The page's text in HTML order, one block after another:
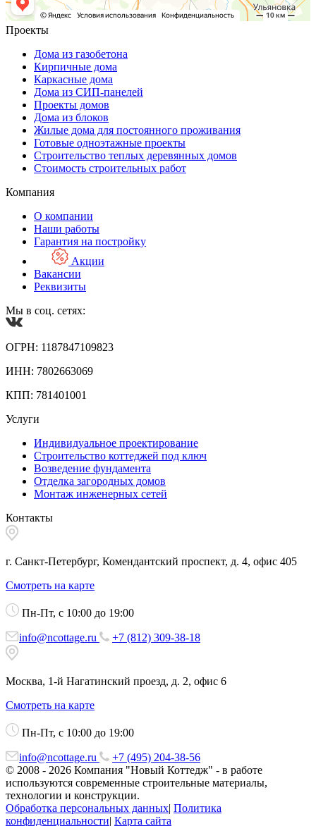
Проекты
Дома из газобетона
Кирпичные дома
Каркасные дома
Дома из СИП-панелей
Проекты домов
Дома из блоков
Жилые дома для постоянного проживания
Готовые одноэтажные проекты
Строительство теплых деревянных домов
Стоимость строительных работ
Компания
О компании
Наши работы
Гарантия на постройку
Акции
Вакансии
Реквизиты
Мы в соц. сетях:
ОГРН: 1187847109823
ИНН: 7802663069
КПП: 781401001
Услуги
Индивидуальное проектирование
Строительство коттеджей под ключ
Возведение фундамента
Отделка загородных домов
Монтаж инженерных сетей
Контакты
г. Санкт-Петербург, Комендантский проспект, д. 4, офис 405
Смотреть на карте
Пн-Пт, с 10:00 до 19:00
info@ncottage.ru +7 (812) 309-38-18
Москва, 1-й Нагатинский проезд, д. 2, офис 6
Смотреть на карте
Пн-Пт, с 10:00 до 19:00
info@ncottage.ru
+7 (495) 204-38-56
© 2008 - 2026 Компания "Новый Коттедж" - в работе
используются современные строительные материалы,
технологии и конструкции.
Обработка персональных данных| Политика
конфиденциальности| Карта сайта